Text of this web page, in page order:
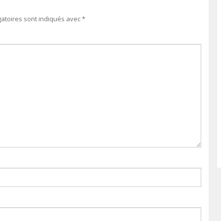
sont indiqués avec*